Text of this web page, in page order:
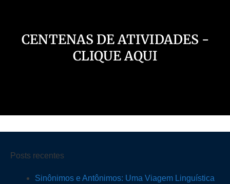
CENTENAS DE ATIVIDADES -
CLIQUE AQUI
Posts recentes
Sinônimos e Antônimos: Uma Viagem Linguística